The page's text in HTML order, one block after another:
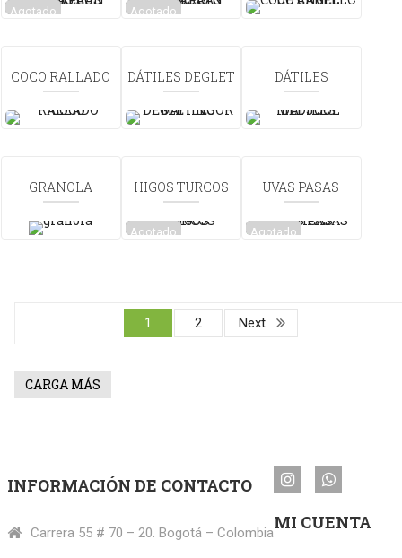
Agotado Agotado
COCO RALLADO
DÁTILES DEGLET
DÁTILES
GRANOLA
HIGOS TURCOS
Agotado
UVAS PASAS
Agotado
1 2 Next
CARGA MÁS
INFORMACIÓN DE CONTACTO
Carrera 55 # 70 – 20. Bogotá – ColombiaMI CUENTA